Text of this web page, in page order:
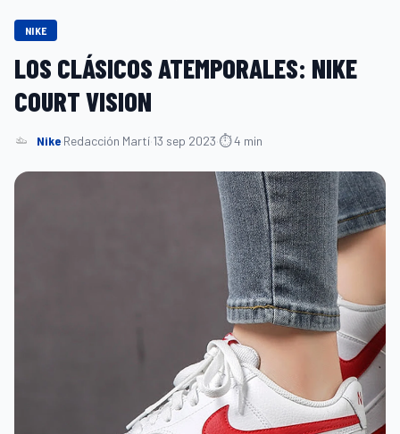
NIKE
LOS CLÁSICOS ATEMPORALES: NIKE
COURT VISION
Nike·Redacción Martí·13 sep 2023·⏱ 4 min